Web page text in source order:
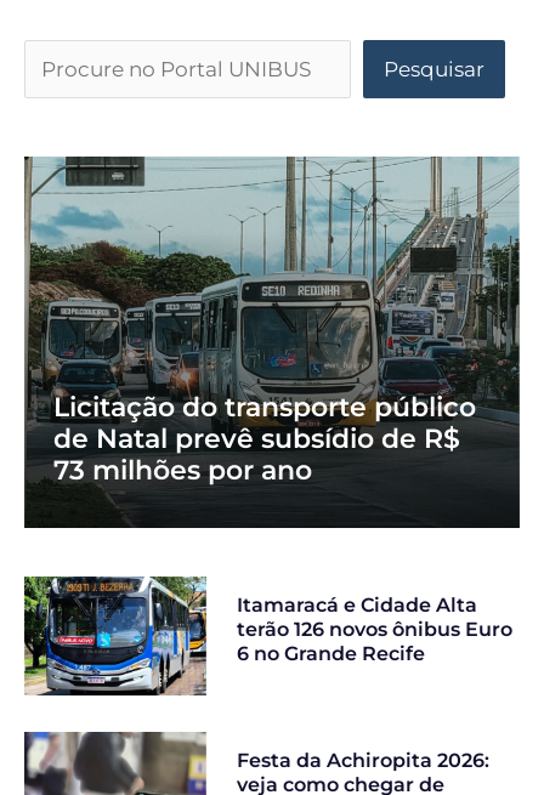
Pesquisar
Licitação do transporte público
de Natal prevê subsídio de R$
73 milhões por ano
Itamaracá e Cidade Alta
terão 126 novos ônibus Euro
6 no Grande Recife
Festa da Achiropita 2026:
veja como chegar de